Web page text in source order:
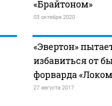
«Брайтоном»
03 октября 2020
«Эвертон»
избавиться от
форварда
27 августа 2017